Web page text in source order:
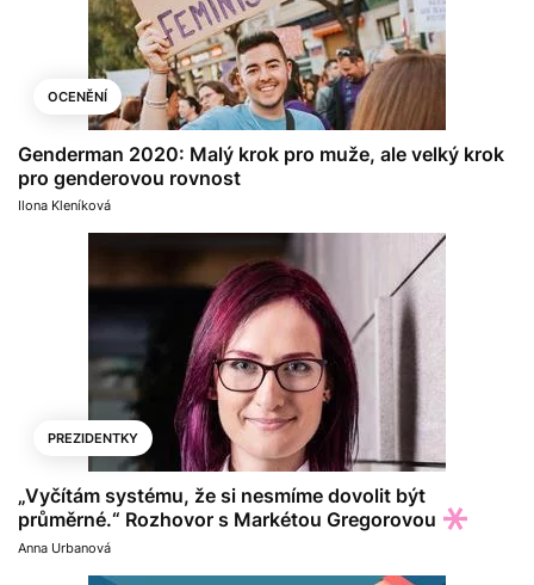
OCENĚNÍ
Genderman 2020: Malý krok pro muže, ale velký krok
pro genderovou rovnost
Ilona Kleníková
PREZIDENTKY
„Vyčítám systému, že si nesmíme dovolit být
průměrné.“ Rozhovor s Markétou Gregorovou
Anna Urbanová